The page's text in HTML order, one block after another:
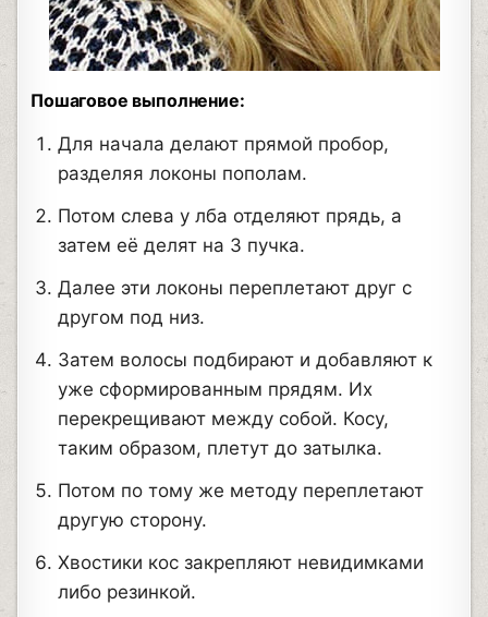
Пошаговое выполнение:
Для начала делают прямой пробор,
разделяя локоны пополам.
Потом слева у лба отделяют прядь, а
затем её делят на 3 пучка.
Далее эти локоны переплетают друг с
другом под низ.
Затем волосы подбирают и добавляют к
уже сформированным прядям. Их
перекрещивают между собой. Косу,
таким образом, плетут до затылка.
Потом по тому же методу переплетают
другую сторону.
Хвостики кос закрепляют невидимками
либо резинкой.